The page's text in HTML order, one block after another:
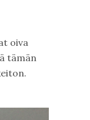
oiva
tämän